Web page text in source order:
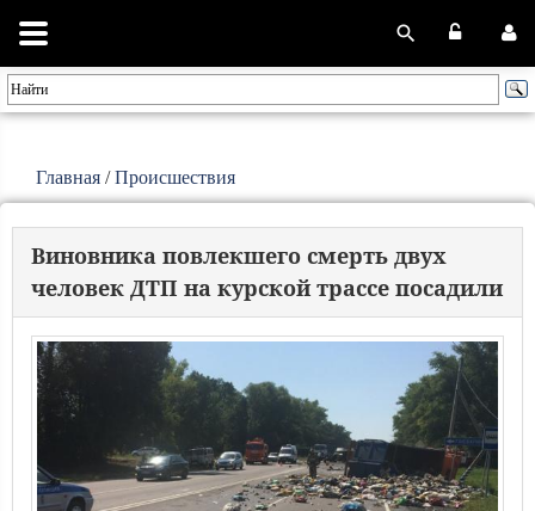
Главная /Происшествия
Виновника повлекшего смерть двух
человек ДТП на курской трассе посадили